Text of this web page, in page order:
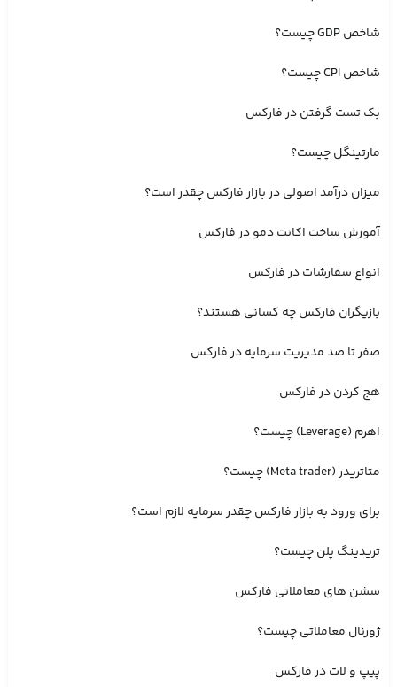
شاخص GDP چیست؟
شاخص CPI چیست؟
بک تست گرفتن در فارکس
مارتینگل چیست؟
میزان درآمد اصولی در بازار فارکس چقدر است؟
آموزش ساخت اکانت دمو در فارکس
انواع سفارشات در فارکس
بازیگران فارکس چه کسانی هستند؟
صفر تا صد مدیریت سرمایه در فارکس
هج کردن در فارکس
اهرم (Leverage) چیست؟
متاتریدر (Meta trader) چیست؟
برای ورود به بازار فارکس چقدر سرمایه لازم است؟
تریدینگ پلن چیست؟
سشن های معاملاتی فارکس
ژورنال معاملاتی چیست؟
پیپ و لات در فارکس